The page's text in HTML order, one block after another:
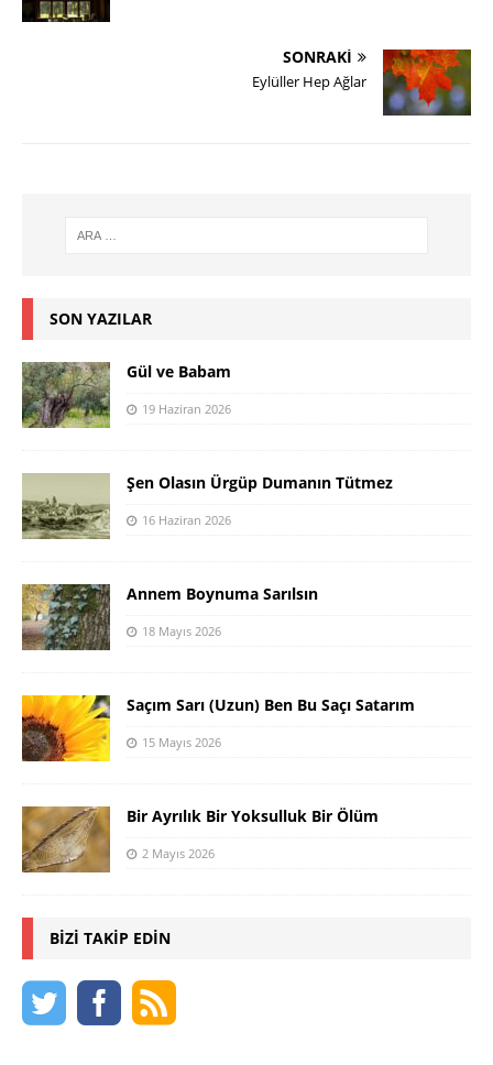
SONRAKI
Eylüller Hep Ağlar
SON YAZILAR
Gül ve Babam
19 Haziran 2026
Şen Olasın Ürgüp Dumanın Tütmez
16 Haziran 2026
Annem Boynuma Sarılsın
18 Mayıs 2026
Saçım Sarı (Uzun) Ben Bu Saçı Satarım
15 Mayıs 2026
Bir Ayrılık Bir Yoksulluk Bir Ölüm
2 Mayıs 2026
BIZI TAKIP EDIN